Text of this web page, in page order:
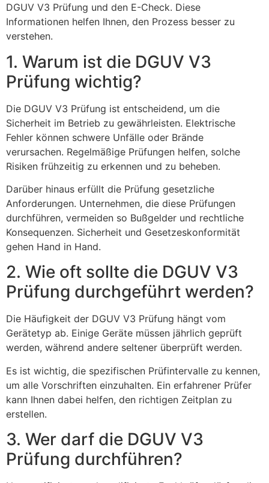
DGUV V3 Prüfung und den E-Check. Diese
Informationen helfen Ihnen, den Prozess besser zu
verstehen.
1. Warum ist die DGUV V3
Prüfung wichtig?
Die DGUV V3 Prüfung ist entscheidend, um die
Sicherheit im Betrieb zu gewährleisten. Elektrische
Fehler können schwere Unfälle oder Brände
verursachen. Regelmäßige Prüfungen helfen, solche
Risiken frühzeitig zu erkennen und zu beheben.
Darüber hinaus erfüllt die Prüfung gesetzliche
Anforderungen. Unternehmen, die diese Prüfungen
durchführen, vermeiden so Bußgelder und rechtliche
Konsequenzen. Sicherheit und Gesetzeskonformität
gehen Hand in Hand.
2. Wie oft sollte die DGUV V3
Prüfung durchgeführt werden?
Die Häufigkeit der DGUV V3 Prüfung hängt vom
Gerätetyp ab. Einige Geräte müssen jährlich geprüft
werden, während andere seltener überprüft werden.
Es ist wichtig, die spezifischen Prüfintervalle zu kennen,
um alle Vorschriften einzuhalten. Ein erfahrener Prüfer
kann Ihnen dabei helfen, den richtigen Zeitplan zu
erstellen.
3. Wer darf die DGUV V3
Prüfung durchführen?